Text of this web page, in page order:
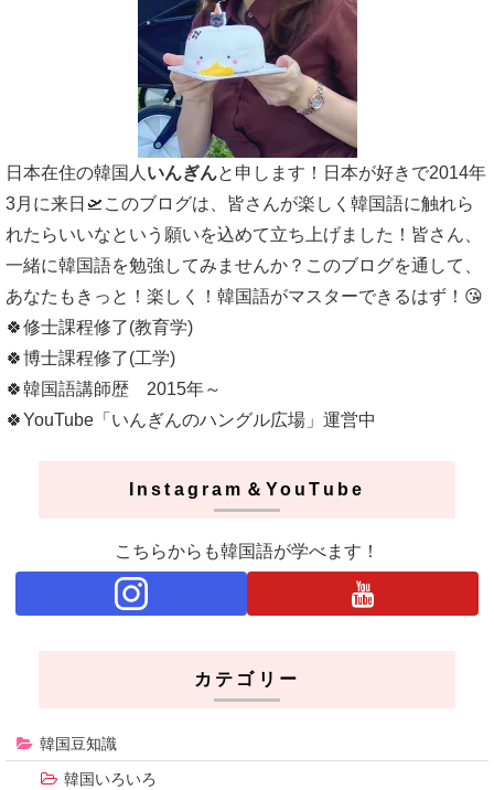
日本在住の韓国人 いんぎんと申します！日本が好きで2014年
3月に来日🛫このブログは、皆さんが楽しく韓国語に触れら
れたらいいなという願いを込めて立ち上げました！皆さん、
一緒に韓国語を勉強してみませんか？このブログを通して、
あなたもきっと！楽しく！韓国語がマスターできるはず！😘
🍀修士課程修了(教育学)
🍀博士課程修了(工学)
🍀韓国語講師歴 2015年～
🍀YouTube「いんぎんのハングル広場」運営中
Instagram＆YouTube
こちらからも韓国語が学べます！
カテゴリー
韓国豆知識
韓国いろいろ